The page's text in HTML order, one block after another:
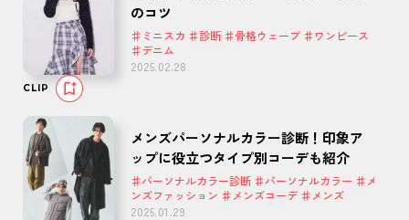
のコツ
♯ミニスカ ♯診断 ♯骨格ウェーブ ♯ワンピース
♯デニム
2025.02.28
CLIP
メンズパーソナルカラー診断！印象ア
ップに役立つタイプ別コーデも紹介
♯パーソナルカラー診断 ♯パーソナルカラー ♯メ
ンズファッション ♯メンズコーデ ♯メンズ
2025.01.29